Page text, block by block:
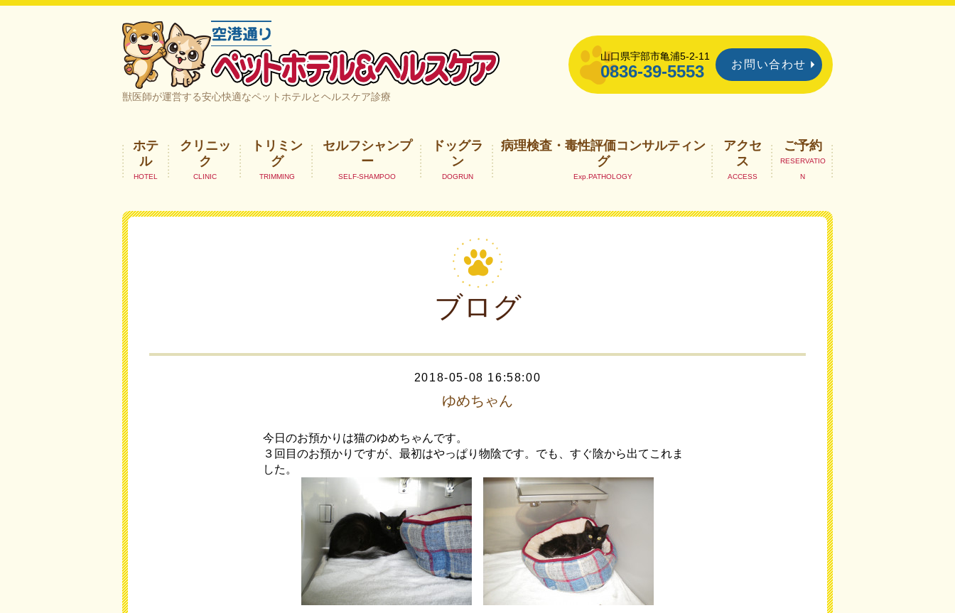
空港通りペットホテル＆ヘルスケア｜山口県宇部市
獣医師が運営する安心快適なペットホテルとヘルスケア診療
山口県宇部市亀浦5-2-11
0836-39-5553 お問い合わせ
ホテ
ル
クリニッ
ク
トリミン
グ
セルフシャンプ
ー
ドッグラ
ン
病理検査・毒性評価コンサルティン
グ
アクセ
ス
ご予約
ブログ
2018-05-08 16:58:00
ゆめちゃん
今日のお預かりは猫のゆめちゃんです。
３回目のお預かりですが、最初はやっぱり物陰です。でも、すぐ陰から出てこれま
した。